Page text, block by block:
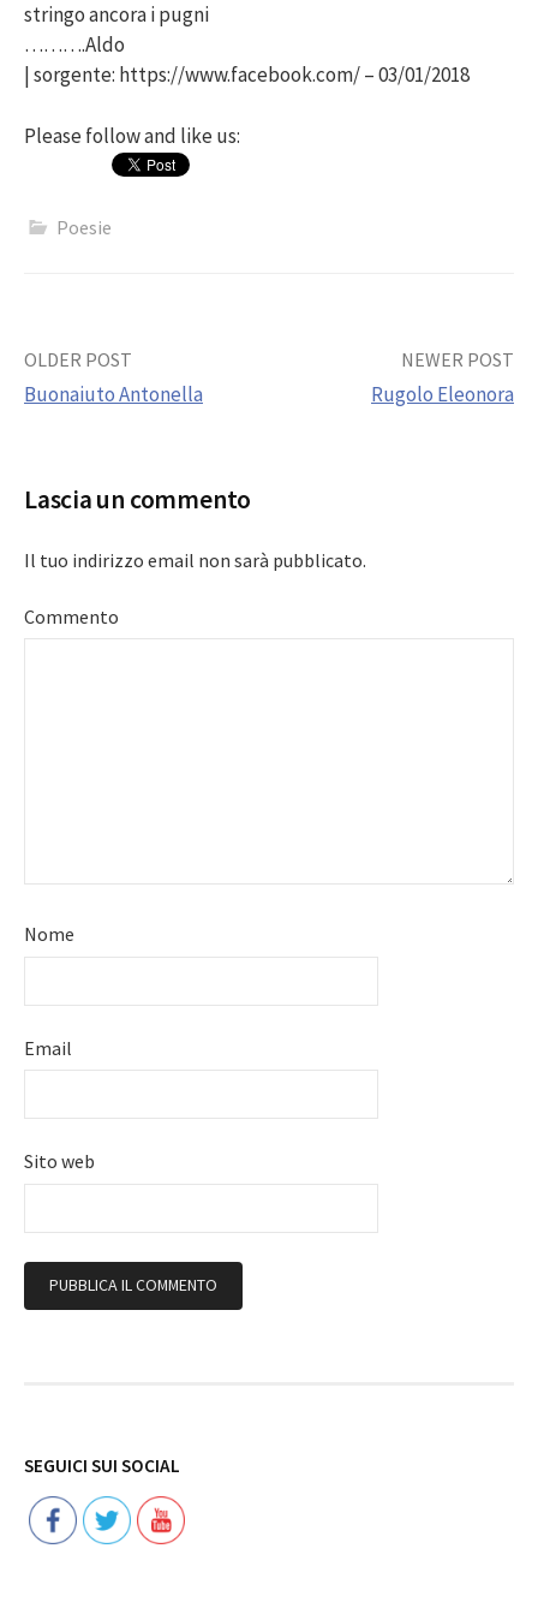
stringo ancora i pugni
……….Aldo
| sorgente: https://www.facebook.com/ – 03/01/2018
Please follow and like us:
Poesie
Post
OLDER POST
Buonaiuto Antonella
NEWER POST
Rugolo Eleonora
Lascia un commento
Il tuo indirizzo email non sarà pubblicato.
Commento
Nome
Email
Sito web
SEGUICI SUI SOCIAL